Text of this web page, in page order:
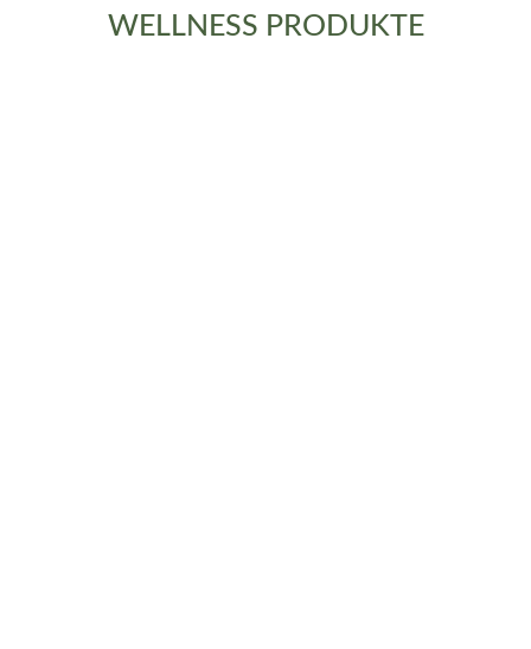
WELLNESS PRODUKTE